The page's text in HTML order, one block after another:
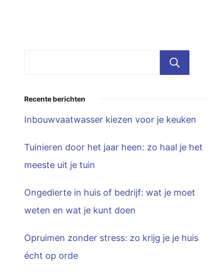
Recente berichten
Inbouwvaatwasser kiezen voor je keuken
Tuinieren door het jaar heen: zo haal je het
meeste uit je tuin
Ongedierte in huis of bedrijf: wat je moet
weten en wat je kunt doen
Opruimen zonder stress: zo krijg je je huis
écht op orde